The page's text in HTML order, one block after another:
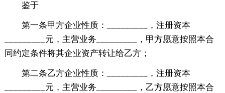
鉴于
第一条甲方企业性质：_________，注册资本
_________元，主营业务_________，甲方愿意按照本合
同约定条件将其企业资产转让给乙方；
第二条乙方企业性质：_________，注册资本
_________元，主营业务_________，乙方愿意按照本合